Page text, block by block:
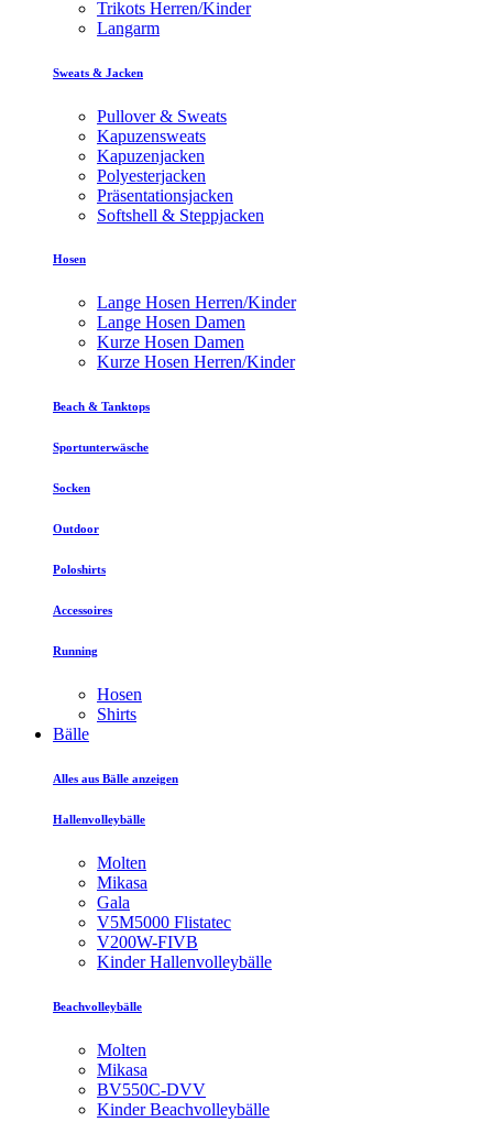
Trikots Herren/Kinder
Langarm
Sweats & Jacken
Pullover & Sweats
Kapuzensweats
Kapuzenjacken
Polyesterjacken
Präsentationsjacken
Softshell & Steppjacken
Hosen
Lange Hosen Herren/Kinder
Lange Hosen Damen
Kurze Hosen Damen
Kurze Hosen Herren/Kinder
Beach & Tanktops
Sportunterwäsche
Socken
Outdoor
Poloshirts
Accessoires
Running
Hosen
Shirts
Bälle
Alles aus Bälle anzeigen
Hallenvolleybälle
Molten
Mikasa
Gala
V5M5000 Flistatec
V200W-FIVB
Kinder Hallenvolleybälle
Beachvolleybälle
Molten
Mikasa
BV550C-DVV
Kinder Beachvolleybälle